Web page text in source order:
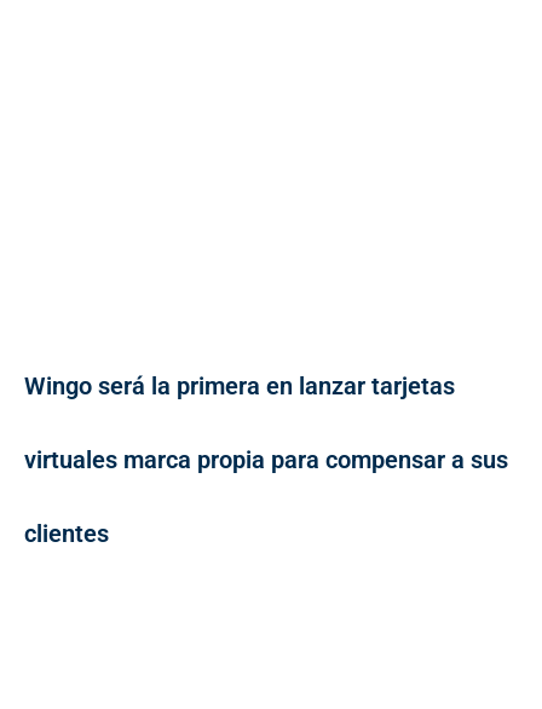
Wingo será la primera en lanzar tarjetas
virtuales marca propia para compensar a sus
clientes